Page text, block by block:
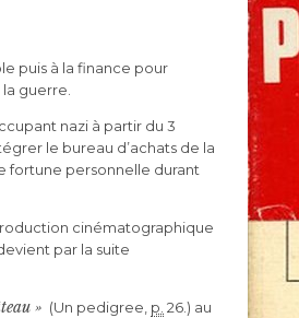
puis à la finance pour
guerre.
nazi à partir du 3
le bureau d’achats de la
fortune personnelle durant
cinématographique
par la suite
» (Un pedigree p. 26.) au